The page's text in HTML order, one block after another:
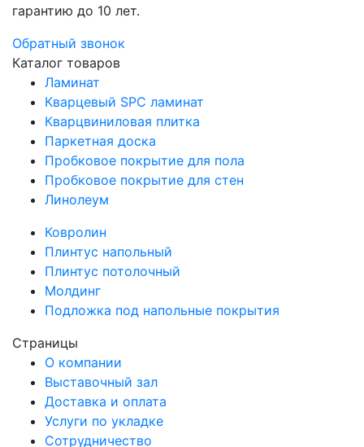
гарантию до 10 лет.
Обратный звонок
Каталог товаров
Ламинат
Кварцевый SPC ламинат
Кварцвиниловая плитка
Паркетная доска
Пробковое покрытие для пола
Пробковое покрытие для стен
Линолеум
Ковролин
Плинтус напольный
Плинтус потолочный
Молдинг
Подложка под напольные покрытия
Страницы
О компании
Выставочный зал
Доставка и оплата
Услуги по укладке
Сотрудничество